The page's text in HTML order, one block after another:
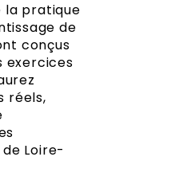
la pratique
de
conçus
exercices
réels,
Loire-